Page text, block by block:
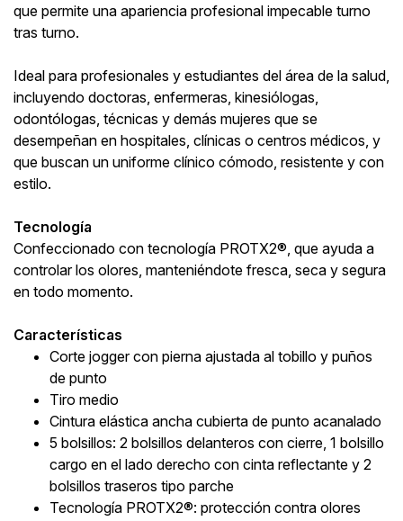
que permite una apariencia profesional impecable turno
tras turno.
Ideal para profesionales y estudiantes del área de la salud,
incluyendo doctoras, enfermeras, kinesiólogas,
odontólogas, técnicas y demás mujeres que se
desempeñan en hospitales, clínicas o centros médicos, y
que buscan un uniforme clínico cómodo, resistente y con
estilo.
Tecnología
Confeccionado con tecnología PROTX2®, que ayuda a
controlar los olores, manteniéndote fresca, seca y segura
en todo momento.
Características
Corte jogger con pierna ajustada al tobillo y puños
de punto
Tiro medio
Cintura elástica ancha cubierta de punto acanalado
5 bolsillos: 2 bolsillos delanteros con cierre, 1 bolsillo
cargo en el lado derecho con cinta reflectante y 2
bolsillos traseros tipo parche
Tecnología PROTX2®: protección contra olores